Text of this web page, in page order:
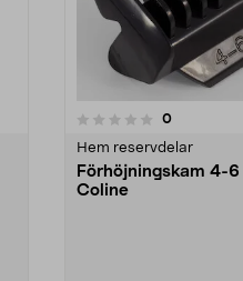
0recensioner
Hem reservdelar
Förhöjningskam 4-6
Coline
0.0 av 5